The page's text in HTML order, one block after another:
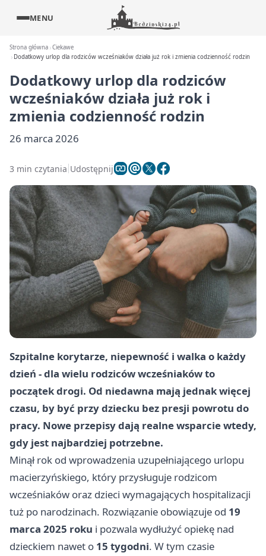
MENU
Strona główna Ciekawe
Dodatkowy urlop dla rodziców wcześniaków działa już rok i zmienia codzienność rodzin
Dodatkowy urlop dla rodziców
wcześniaków działa już rok i
zmienia codzienność rodzin
26 marca 2026
3 min czytania Udostępnij
Szpitalne korytarze, niepewność i walka o każdy
dzień - dla wielu rodziców wcześniaków to
początek drogi. Od niedawna mają jednak więcej
czasu, by być przy dziecku bez presji powrotu do
pracy. Nowe przepisy dają realne wsparcie wtedy,
gdy jest najbardziej potrzebne.
Minął rok od wprowadzenia uzupełniającego urlopu
macierzyńskiego, który przysługuje rodzicom
wcześniaków oraz dzieci wymagających hospitalizacji
tuż po narodzinach. Rozwiązanie obowiązuje od 19
marca 2025 roku i pozwala wydłużyć opiekę nad
dzieckiem nawet o 15 tygodni. W tym czasie